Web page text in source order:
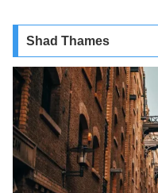
Shad Thames